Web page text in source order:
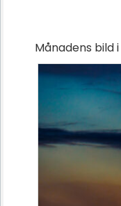
Månadens bild i